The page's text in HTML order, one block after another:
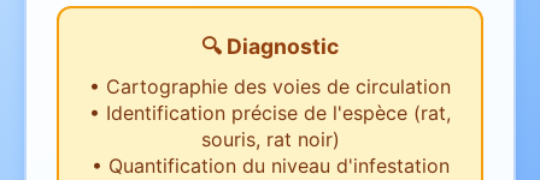
🔍 Diagnostic
• Cartographie des voies de circulation
• Identification précise de l'espèce (rat,
souris, rat noir)
• Quantification du niveau d'infestation